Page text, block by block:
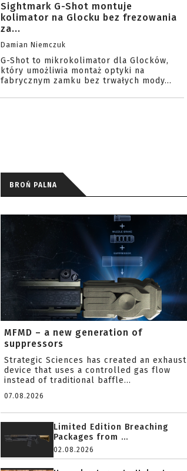
Sightmark G-Shot montuje
kolimator na Glocku bez frezowania
za...
Damian Niemczuk
G-Shot to mikrokolimator dla Glocków,
który umożliwia montaż optyki na
fabrycznym zamku bez trwałych mody...
BROŃ PALNA
MFMD – a new generation of
suppressors
Strategic Sciences has created an exhaust
device that uses a controlled gas flow
instead of traditional baffle...
07.08.2026
Limited Edition Breaching
Packages from ...
02.08.2026